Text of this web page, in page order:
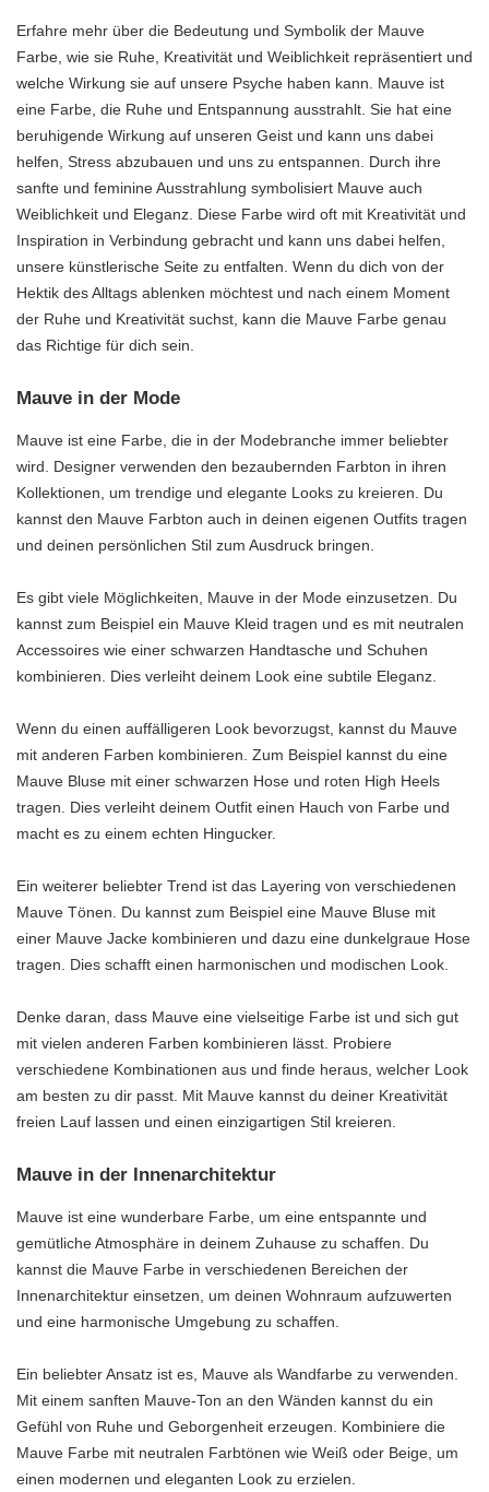
Erfahre mehr über die Bedeutung und Symbolik der Mauve
Farbe, wie sie Ruhe, Kreativität und Weiblichkeit repräsentiert und
welche Wirkung sie auf unsere Psyche haben kann. Mauve ist
eine Farbe, die Ruhe und Entspannung ausstrahlt. Sie hat eine
beruhigende Wirkung auf unseren Geist und kann uns dabei
helfen, Stress abzubauen und uns zu entspannen. Durch ihre
sanfte und feminine Ausstrahlung symbolisiert Mauve auch
Weiblichkeit und Eleganz. Diese Farbe wird oft mit Kreativität und
Inspiration in Verbindung gebracht und kann uns dabei helfen,
unsere künstlerische Seite zu entfalten. Wenn du dich von der
Hektik des Alltags ablenken möchtest und nach einem Moment
der Ruhe und Kreativität suchst, kann die Mauve Farbe genau
das Richtige für dich sein.
Mauve in der Mode
Mauve ist eine Farbe, die in der Modebranche immer beliebter
wird. Designer verwenden den bezaubernden Farbton in ihren
Kollektionen, um trendige und elegante Looks zu kreieren. Du
kannst den Mauve Farbton auch in deinen eigenen Outfits tragen
und deinen persönlichen Stil zum Ausdruck bringen.
Es gibt viele Möglichkeiten, Mauve in der Mode einzusetzen. Du
kannst zum Beispiel ein Mauve Kleid tragen und es mit neutralen
Accessoires wie einer schwarzen Handtasche und Schuhen
kombinieren. Dies verleiht deinem Look eine subtile Eleganz.
Wenn du einen auffälligeren Look bevorzugst, kannst du Mauve
mit anderen Farben kombinieren. Zum Beispiel kannst du eine
Mauve Bluse mit einer schwarzen Hose und roten High Heels
tragen. Dies verleiht deinem Outfit einen Hauch von Farbe und
macht es zu einem echten Hingucker.
Ein weiterer beliebter Trend ist das Layering von verschiedenen
Mauve Tönen. Du kannst zum Beispiel eine Mauve Bluse mit
einer Mauve Jacke kombinieren und dazu eine dunkelgraue Hose
tragen. Dies schafft einen harmonischen und modischen Look.
Denke daran, dass Mauve eine vielseitige Farbe ist und sich gut
mit vielen anderen Farben kombinieren lässt. Probiere
verschiedene Kombinationen aus und finde heraus, welcher Look
am besten zu dir passt. Mit Mauve kannst du deiner Kreativität
freien Lauf lassen und einen einzigartigen Stil kreieren.
Mauve in der Innenarchitektur
Mauve ist eine wunderbare Farbe, um eine entspannte und
gemütliche Atmosphäre in deinem Zuhause zu schaffen. Du
kannst die Mauve Farbe in verschiedenen Bereichen der
Innenarchitektur einsetzen, um deinen Wohnraum aufzuwerten
und eine harmonische Umgebung zu schaffen.
Ein beliebter Ansatz ist es, Mauve als Wandfarbe zu verwenden.
Mit einem sanften Mauve-Ton an den Wänden kannst du ein
Gefühl von Ruhe und Geborgenheit erzeugen. Kombiniere die
Mauve Farbe mit neutralen Farbtönen wie Weiß oder Beige, um
einen modernen und eleganten Look zu erzielen.